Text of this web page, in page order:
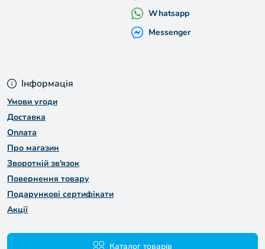
Інформація
Умови угоди
Доставка
Оплата
Про магазин
Зворотній зв'язок
Повернення товару
Подарункові сертифікати
Акції
Каталог товарів
Whatsapp
Messenger